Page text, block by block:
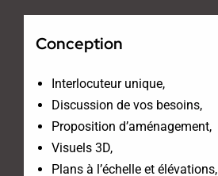
Conception
Interlocuteur unique,
Discussion de vos besoins,
Proposition d’aménagement,
Visuels 3D,
Plans à l’échelle et élévations,